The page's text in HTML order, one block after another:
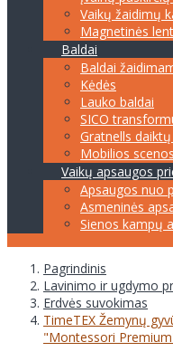
Vaikų žaidimų
Magnetinės
Baldai
Baldai
Kėdės
Lauko baldai
SICO
Gratnells
Mobilios scenos
Vaikų apsaugos
Apsaugos nuo
Asmeninės
Sienos kampų
Pagrindinis
Lavinimo ir ugdymo
Erdvės suvokimas
TimeTEX Žemynų
"Montessori